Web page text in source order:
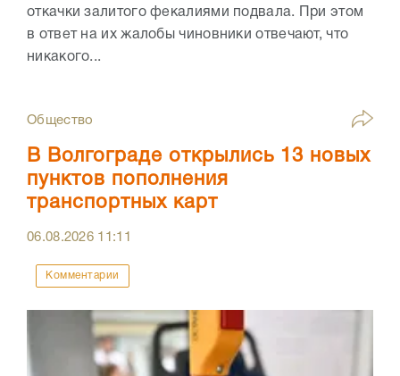
откачки залитого фекалиями подвала. При этом
в ответ на их жалобы чиновники отвечают, что
никакого...
Общество
В Волгограде открылись 13 новых
пунктов пополнения
транспортных карт
06.08.2026 11:11
Комментарии